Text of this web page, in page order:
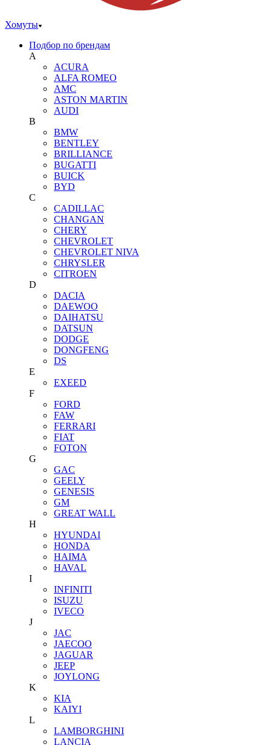
Хомуты
Подбор по брендам
A
ACURA
ALFA ROMEO
AMC
ASTON MARTIN
AUDI
B
BMW
BENTLEY
BRILLIANCE
BUGATTI
BUICK
BYD
C
CADILLAC
CHANGAN
CHERY
CHEVROLET
CHEVROLET NIVA
CHRYSLER
CITROEN
D
DACIA
DAEWOO
DAIHATSU
DATSUN
DODGE
DONGFENG
DS
E
EXEED
F
FORD
FAW
FERRARI
FIAT
FOTON
G
GAC
GEELY
GENESIS
GM
GREAT WALL
H
HYUNDAI
HONDA
HAIMA
HAVAL
I
INFINITI
ISUZU
IVECO
J
JAC
JAECOO
JAGUAR
JEEP
JOYLONG
K
KIA
KAIYI
L
LAMBORGHINI
LANCIA